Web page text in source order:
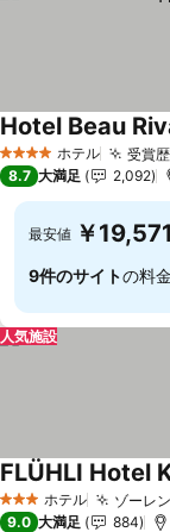
4 ホテルのランク
ホテル 受賞
Hotel Beau
8.7 大満足 2,092
最安値 ￥19,571
9件のサイトの料
人気施設
3 ホテルのランク
ホテル ゾーレ
FLÜHLI Hotel
9.0 大満足 884